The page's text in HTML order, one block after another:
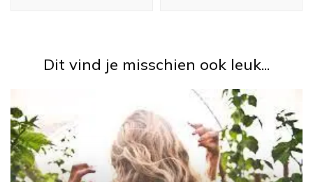
Dit vind je misschien ook leuk...